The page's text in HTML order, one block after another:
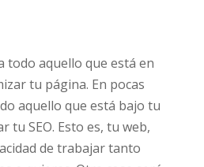
todo aquello que está en
tu página. En pocas
aquello que está bajo tu
tu SEO. Esto es, tu web,
de trabajar tanto